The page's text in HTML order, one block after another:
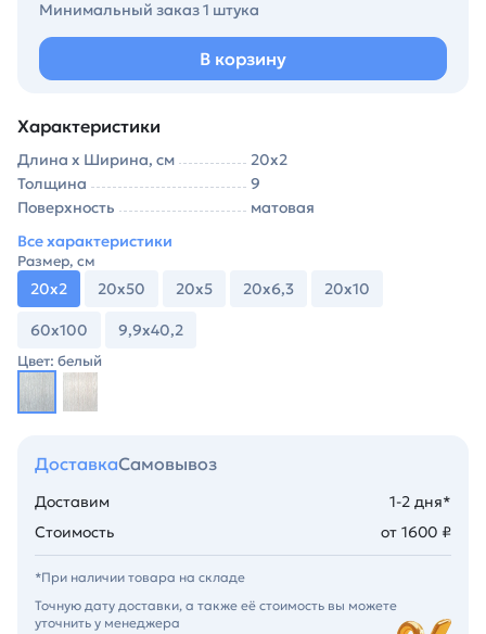
Минимальный заказ 1 штука
В корзину
Характеристики
Длина х Ширина, см
20х2
Толщина
9
Поверхность
матовая
Все характеристики
Размер, см
20х2 20х50 20х5 20х6,3 20х10
60х100 9,9х40,2
Цвет: белый
ДоставкаСамовывоз
Доставим
1-2 дня*
Стоимость
от 1600 ₽
*При наличии товара на складе
Точную дату доставки, а также её стоимость вы можете
уточнить у менеджера